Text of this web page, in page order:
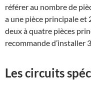
référer au nombre de
a une pièce principale et
deux à quatre pièces
recommande d’installer
Les circuits